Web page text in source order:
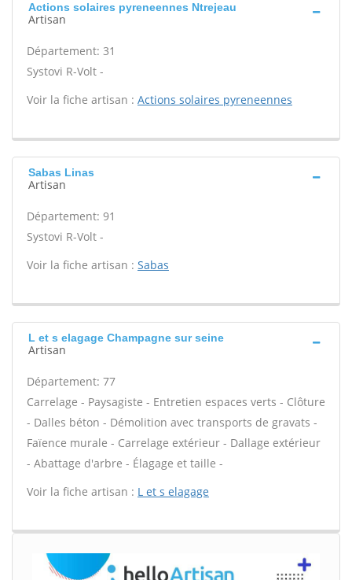
Actions solaires pyreneennes Ntrejeau
Artisan
Département: 31
Systovi R-Volt -
Voir la fiche artisan : Actions solaires pyreneennes
Sabas Linas
Artisan
Département: 91
Systovi R-Volt -
Voir la fiche artisan : Sabas
L et s elagage Champagne sur seine
Artisan
Département: 77
Carrelage - Paysagiste - Entretien espaces verts - Clôture
- Dalles béton - Démolition avec transports de gravats -
Faïence murale - Carrelage extérieur - Dallage extérieur
- Abattage d'arbre - Élagage et taille -
Voir la fiche artisan : L et s elagage